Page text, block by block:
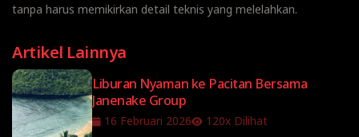
tanpa harus memikirkan detail teknis yang melelahkan.
Artikel Lainnya
Liburan Nyaman ke Pacitan Bersama
Janenake Group
16 Februari 2026 120x Dilihat